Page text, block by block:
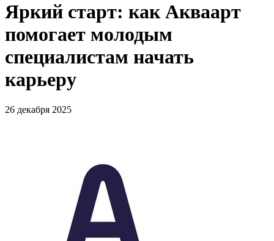
Яркий старт: как Акваарт
помогает молодым
специалистам начать
карьеру
26 декабря 2025